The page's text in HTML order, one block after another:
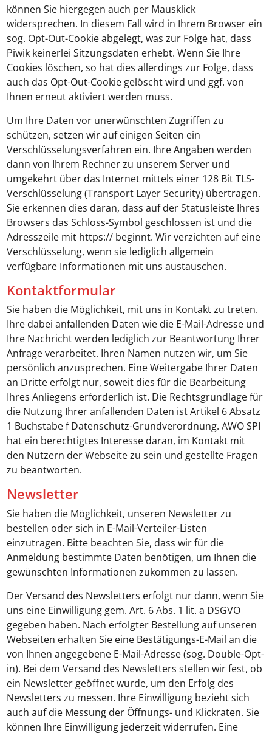
können Sie hiergegen auch per Mausklick
widersprechen. In diesem Fall wird in Ihrem Browser ein
sog. Opt-Out-Cookie abgelegt, was zur Folge hat, dass
Piwik keinerlei Sitzungsdaten erhebt. Wenn Sie Ihre
Cookies löschen, so hat dies allerdings zur Folge, dass
auch das Opt-Out-Cookie gelöscht wird und ggf. von
Ihnen erneut aktiviert werden muss.
Um Ihre Daten vor unerwünschten Zugriffen zu
schützen, setzen wir auf einigen Seiten ein
Verschlüsselungsverfahren ein. Ihre Angaben werden
dann von Ihrem Rechner zu unserem Server und
umgekehrt über das Internet mittels einer 128 Bit TLS-
Verschlüsselung (Transport Layer Security) übertragen.
Sie erkennen dies daran, dass auf der Statusleiste Ihres
Browsers das Schloss-Symbol geschlossen ist und die
Adresszeile mit https:// beginnt. Wir verzichten auf eine
Verschlüsselung, wenn sie lediglich allgemein
verfügbare Informationen mit uns austauschen.
Kontaktformular
Sie haben die Möglichkeit, mit uns in Kontakt zu treten.
Ihre dabei anfallenden Daten wie die E-Mail-Adresse und
Ihre Nachricht werden lediglich zur Beantwortung Ihrer
Anfrage verarbeitet. Ihren Namen nutzen wir, um Sie
persönlich anzusprechen. Eine Weitergabe Ihrer Daten
an Dritte erfolgt nur, soweit dies für die Bearbeitung
Ihres Anliegens erforderlich ist. Die Rechtsgrundlage für
die Nutzung Ihrer anfallenden Daten ist Artikel 6 Absatz
1 Buchstabe f Datenschutz-Grundverordnung. AWO SPI
hat ein berechtigtes Interesse daran, im Kontakt mit
den Nutzern der Webseite zu sein und gestellte Fragen
zu beantworten.
Newsletter
Sie haben die Möglichkeit, unseren Newsletter zu
bestellen oder sich in E-Mail-Verteiler-Listen
einzutragen. Bitte beachten Sie, dass wir für die
Anmeldung bestimmte Daten benötigen, um Ihnen die
gewünschten Informationen zukommen zu lassen.
Der Versand des Newsletters erfolgt nur dann, wenn Sie
uns eine Einwilligung gem. Art. 6 Abs. 1 lit. a DSGVO
gegeben haben. Nach erfolgter Bestellung auf unseren
Webseiten erhalten Sie eine Bestätigungs-E-Mail an die
von Ihnen angegebene E-Mail-Adresse (sog. Double-Opt-
in). Bei dem Versand des Newsletters stellen wir fest, ob
ein Newsletter geöffnet wurde, um den Erfolg des
Newsletters zu messen. Ihre Einwilligung bezieht sich
auch auf die Messung der Öffnungs- und Klickraten. Sie
können Ihre Einwilligung jederzeit widerrufen. Eine